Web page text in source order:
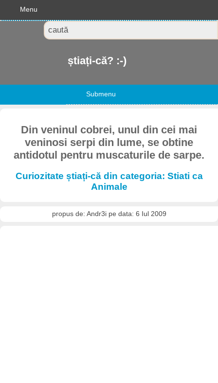
Menu
știați-că? :-)
Submenu
Din veninul cobrei, unul din cei mai
veninosi serpi din lume, se obtine
antidotul pentru muscaturile de sarpe.
Curiozitate știați-că din categoria: Stiati ca
Animale
propus de: Andr3i pe data: 6 Iul 2009